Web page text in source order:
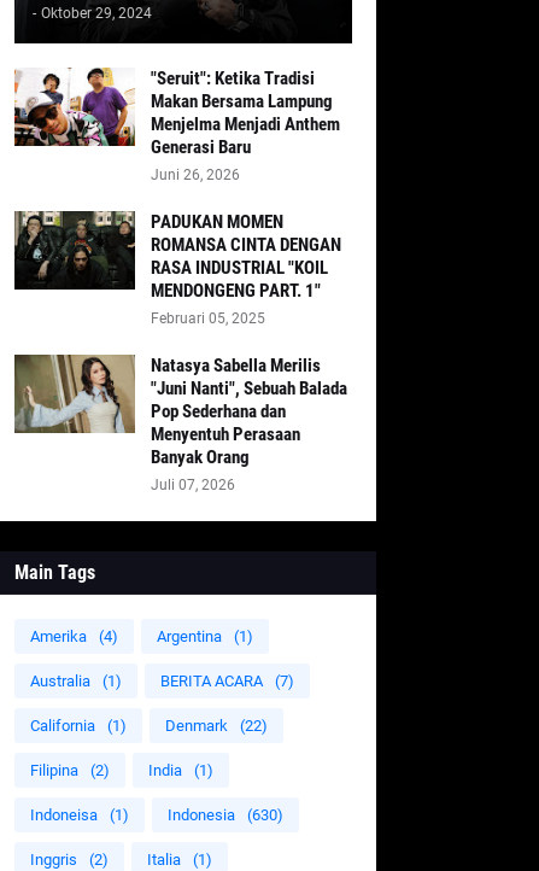
- Oktober 29, 2024
"Seruit": Ketika Tradisi
Makan Bersama Lampung
Menjelma Menjadi Anthem
Generasi Baru
Juni 26, 2026
PADUKAN MOMEN
ROMANSA CINTA DENGAN
RASA INDUSTRIAL "KOIL
MENDONGENG PART. 1"
Februari 05, 2025
Natasya Sabella Merilis
"Juni Nanti", Sebuah Balada
Pop Sederhana dan
Menyentuh Perasaan
Banyak Orang
Juli 07, 2026
Main Tags
Amerika (4) Argentina (1)
Australia (1) BERITA ACARA (7)
California (1) Denmark (22)
Filipina (2) India (1)
Indoneisa (1) Indonesia (630)
Inggris (2) Italia (1)